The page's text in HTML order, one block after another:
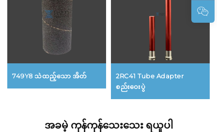
749Y8 သဲထည့်သော အိတ်
2RC41 Tube Adapter
စည်းဝေးပွဲ
အခမဲ့ ကုန်ကုန်သေးသေး ရယူပါ